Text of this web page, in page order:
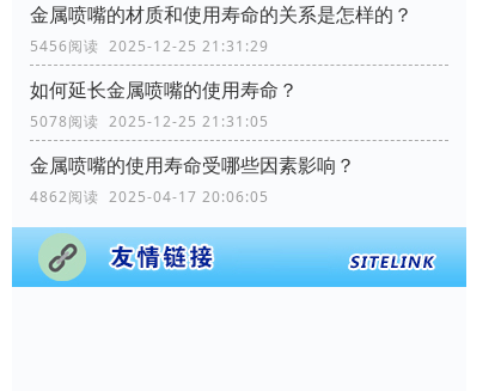
金属喷嘴的材质和使用寿命的关系是怎样的？
5456阅读 2025-12-25 21:31:29
如何延长金属喷嘴的使用寿命？
5078阅读 2025-12-25 21:31:05
金属喷嘴的使用寿命受哪些因素影响？
4862阅读 2025-04-17 20:06:05